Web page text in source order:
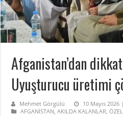
Afganistan’dan
Uyuşturucu üretimi
Mehmet Görgülü
10 Mayıs
AFGANİSTAN,AKILDA KALANLAR,